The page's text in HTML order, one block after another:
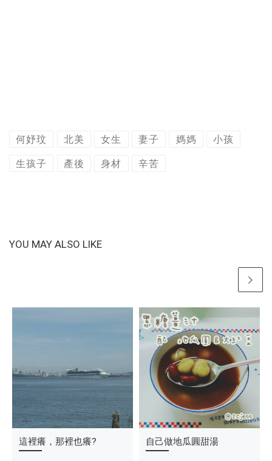
何妤玟 北美 女生 妻子 媽媽 小孩
生孩子 產後 身材 辛苦
YOU MAY ALSO LIKE
第一次挑戰韓式擠花蛋
糕。成功！！
不該吃誠實豆沙包的我
這裡癢，那裡也癢? 自己做地瓜圓甜湯